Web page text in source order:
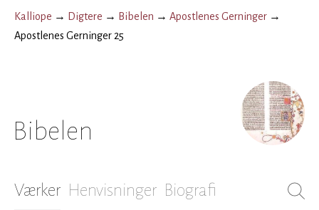
Kalliope → Digtere → Bibelen → Apostlenes Gerninger →
Apostlenes Gerninger 25
Bibelen
Værker Henvisninger Biografi